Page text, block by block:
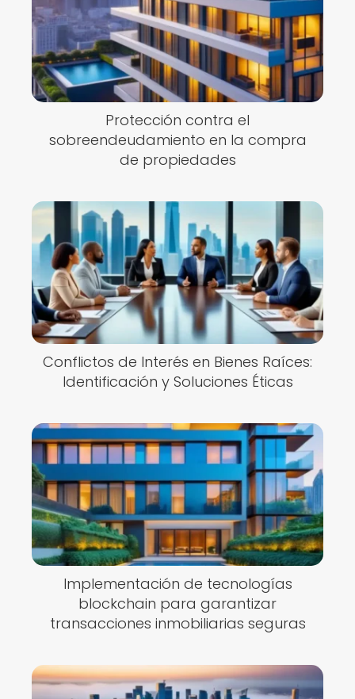
Protección contra el
sobreendeudamiento en la compra
de propiedades
Conflictos de Interés en Bienes Raíces:
Identificación y Soluciones Éticas
Implementación de tecnologías
blockchain para garantizar
transacciones inmobiliarias seguras